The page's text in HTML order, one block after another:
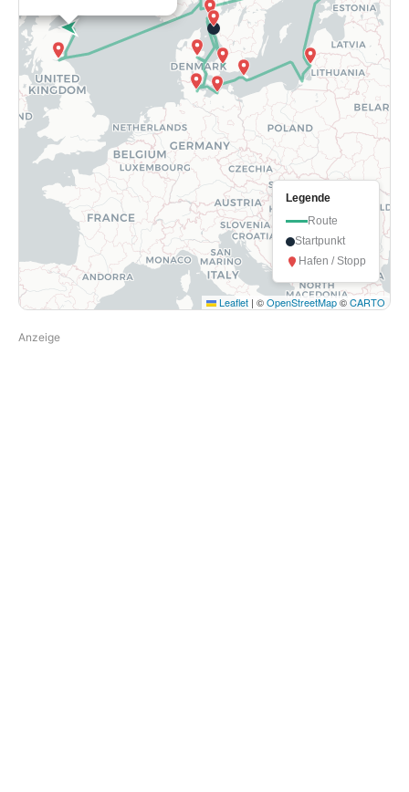
Leaflet | ©OpenStreetMap©CARTO
Legende
Route
Startpunkt
Hafen / Stopp
Anzeige